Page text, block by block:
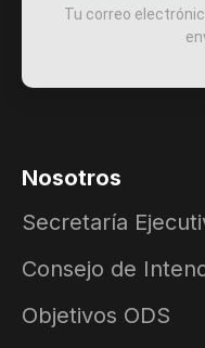
Tu correo
Nosotros
Secretaría
Consejo de
Objetivos ODS